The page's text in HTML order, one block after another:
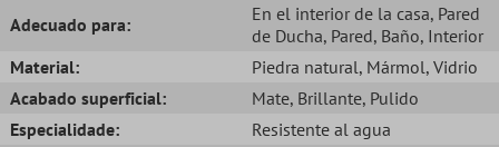
Adecuado para:
En el interior de la casa, Pared
de Ducha, Pared, Baño, Interior
Material:
Piedra natural, Mármol, Vidrio
Acabado superficial:
Mate, Brillante, Pulido
Especialidade:
Resistente al agua